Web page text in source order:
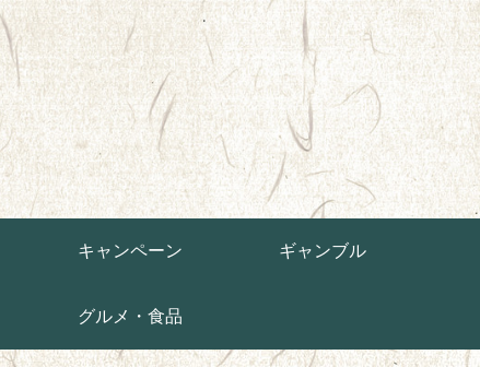
キャンペーン ギャンブル
グルメ・食品